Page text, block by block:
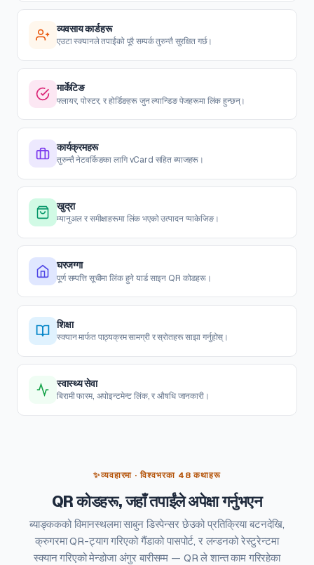
व्यवसाय कार्डहरू
एउटा स्क्यानले तपाईंको पूरै सम्पर्क तुरुन्तै सुरक्षित गर्छ।
मार्केटिङ
फ्लायर, पोस्टर, र होर्डिङहरू जुन ल्यान्डिङ पेजहरूमा लिंक हुन्छन्।
कार्यक्रमहरू
तुरुन्तै नेटवर्किङका लागि vCard सहित ब्याजहरू।
खुद्रा
म्यानुअल र समीक्षाहरूमा लिंक भएको उत्पादन प्याकेजिङ।
घरजग्गा
पूर्ण सम्पत्ति सूचीमा लिंक हुने यार्ड साइन QR कोडहरू।
शिक्षा
स्क्यान मार्फत पाठ्यक्रम सामग्री र स्रोतहरू साझा गर्नुहोस्।
स्वास्थ्य सेवा
बिरामी फारम, अपोइन्टमेन्ट लिंक, र औषधि जानकारी।
✨व्यवहारमा · विश्वभरका 48 कथाहरू
QR कोडहरू, जहाँ तपाईंले अपेक्षा गर्नुभएन
ब्याङ्ककको विमानस्थलमा साबुन डिस्पेन्सर छेउको प्रतिक्रिया बटनदेखि,
क्रुगरमा QR-ट्याग गरिएको गैंडाको पासपोर्ट, र लन्डनको रेस्टुरेन्टमा
स्क्यान गरिएको मेन्डोजा अंगुर बारीसम्म — QR ले शान्त काम गरिरहेका